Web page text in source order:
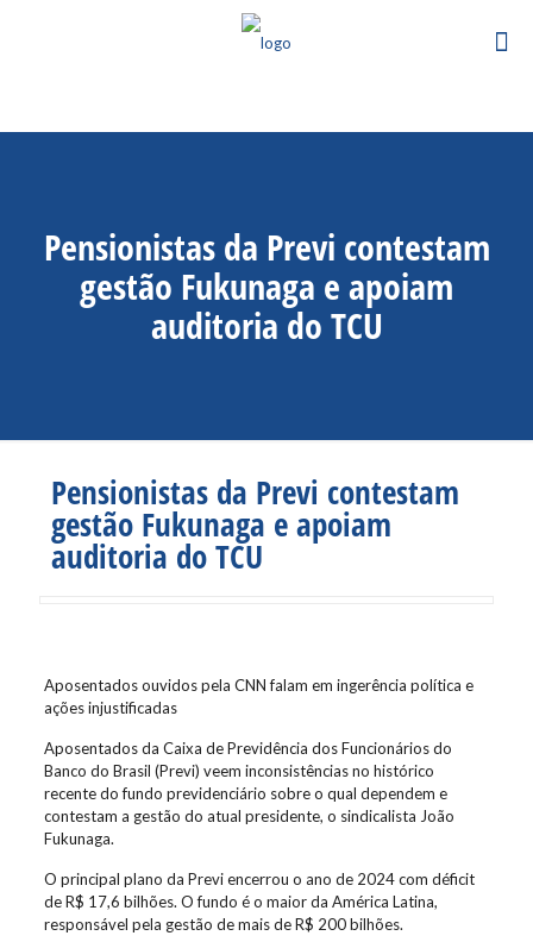
Pensionistas da Previ contestam
gestão Fukunaga e apoiam
auditoria do TCU
Pensionistas da Previ contestam
gestão Fukunaga e apoiam
auditoria do TCU
Aposentados ouvidos pela CNN falam em ingerência política e
ações injustificadas
Aposentados da Caixa de Previdência dos Funcionários do
Banco do Brasil (Previ) veem inconsistências no histórico
recente do fundo previdenciário sobre o qual dependem e
contestam a gestão do atual presidente, o sindicalista João
Fukunaga.
O principal plano da Previ encerrou o ano de 2024 com déficit
de R$ 17,6 bilhões. O fundo é o maior da América Latina,
responsável pela gestão de mais de R$ 200 bilhões.